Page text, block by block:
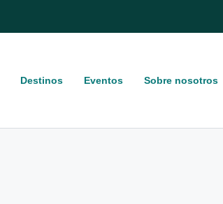
Destinos Eventos Sobre nosotros